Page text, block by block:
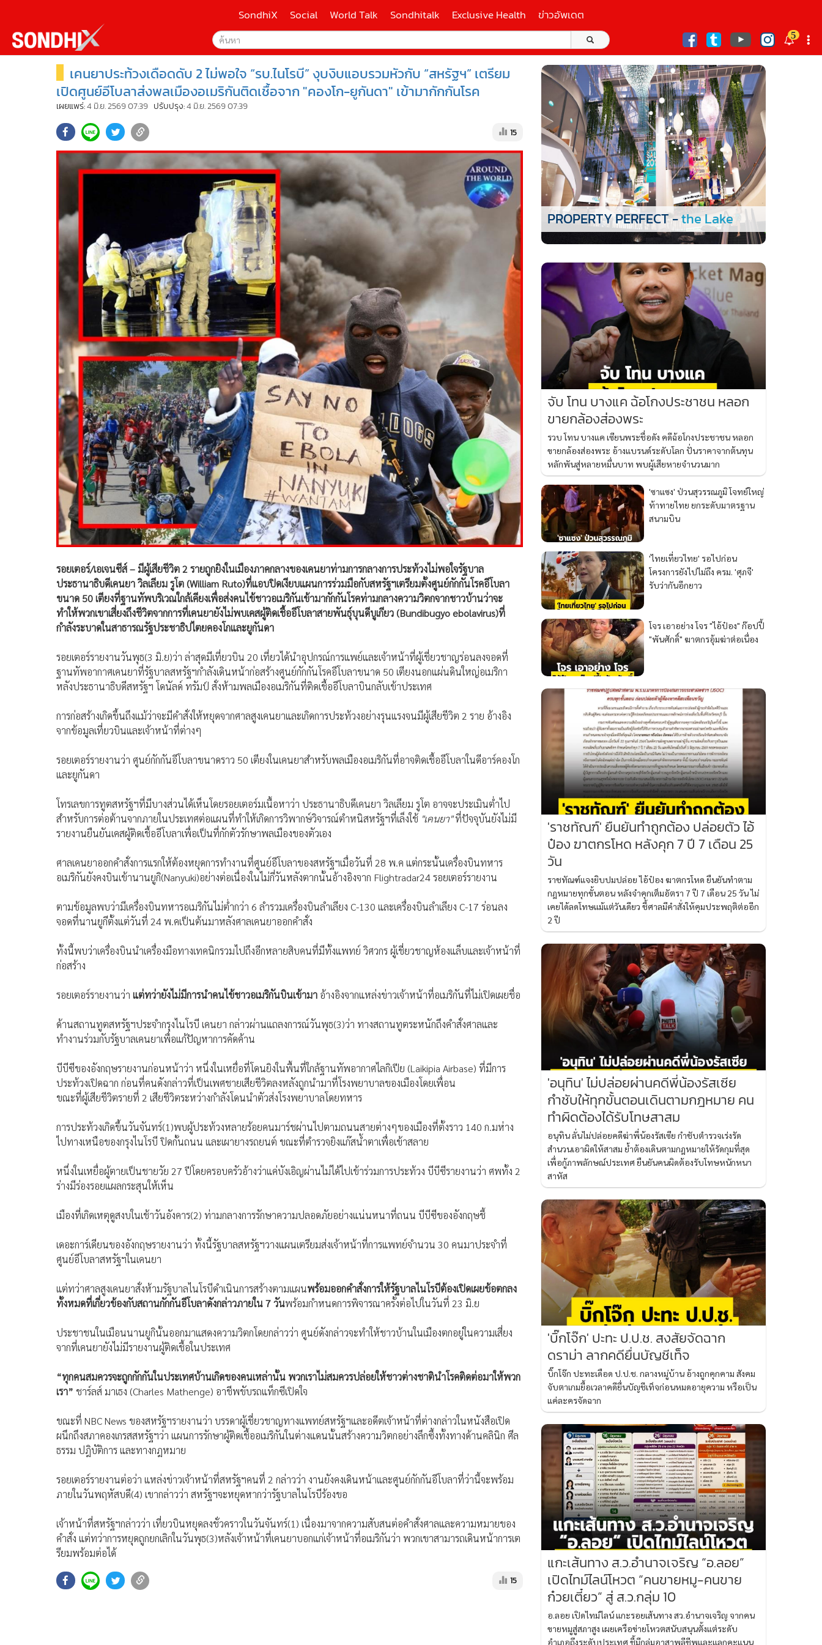
SondhiX Social World Talk Sondhitalk Exclusive Health ข่าวอัพเดต
5
เลือกเครื่องมือที่ใช้
ค้นหา
Google
Sondhitalk
ผู้เฒ่าเล่าเรื่อง
ข่าวลึกปมลับ
ข่าวอัพเดต
เศรษฐกิจ-ธุรกิจ
เคนยาประท้วงเดือดดับ 2 ไม่พอใจ “รบ.ไนโรบี” งุบงิบแอบรวมหัวกับ “สหรัฐฯ” เตรียม
เปิดศูนย์อีโบลาส่งพลเมืองอเมริกันติดเชื้อจาก "คองโก-ยูกันดา" เข้ามากักกันโรค
เผยแพร่:4 มิ.ย. 2569 07:39 ปรับปรุง:4 มิ.ย. 2569 07:39
15
รอยเตอร์/เอเจนซีส์ – มีผู้เสียชีวิต 2 รายถูกยิงในเมืองภาคกลางของเคนยาท่ามการกลางการประท้วงไม่พอใจรัฐบาล
ประธานาธิบดีเคนยา วิลเลียม รูโต (William Ruto)ที่แอบปิดเงียบแผนการร่วมมือกับสหรัฐฯเตรียมตั้งศูนย์กักกันโรคอีโบลา
ขนาด 50 เตียงที่ฐานทัพบริเวณใกล้เคียงเพื่อส่งคนไข้ชาวอเมริกันเข้ามากักกันโรคท่ามกลางความวิตกจากชาวบ้านว่าจะ
ทำให้พวกเขาเสี่ยงถึงชีวิตจากการที่เคนยายังไม่พบเคสผู้ติดเชื้ออีโบลาสายพันธุ์บุนดีบูเกียว (Bundibugyo ebolavirus)ที่
กำลังระบาดในสาธารณรัฐประชาธิปไตยคองโกและยูกันดา
รอยเตอร์รายงานวันพุธ(3 มิ.ย)ว่า ล่าสุดมีเที่ยวบิน 20 เที่ยวได้นำอุปกรณ์การแพย์และเจ้าหน้าที่ผู้เชี่ยวชาญร่อนลงจอดที่
ฐานทัพอากาศเคนยาที่รัฐบาลสหรัฐฯกำลังเดินหน้าก่อสร้างศูนย์กักกันโรคอีโบลาขนาด 50 เตียงนอกแผ่นดินใหญ่อเมริกา
หลังประธานาธิบดีสหรัฐฯ โดนัลด์ ทรัมป์ สั่งห้ามพลเมืองอเมริกันที่ติดเชื้ออีโบลาบินกลับเข้าประเทศ
การก่อสร้างเกิดขึ้นถึงแม้ว่าจะมีคำสั่งให้หยุดจากศาลสูงเคนยาและเกิดการประท้วงอย่างรุนแรงจนมีผู้เสียชีวิต 2 ราย อ้างอิง
จากข้อมูลเที่ยวบินและเจ้าหน้าที่ต่างๆ
รอยเตอร์รายงานว่า ศูนย์กักกันอีโบลาขนาดราว 50 เตียงในเคนยาสำหรับพลเมืองอเมริกันที่อาจติดเชื้ออีโบลาในดีอาร์คองโก
และยูกันดา
โทรเลขการทูตสหรัฐฯที่มีบางส่วนได้เห็นโดยรอยเตอร์มเนื้อหาว่า ประธานาธิบดีเคนยา วิลเลียม รูโต อาจจะประเมินต่ำไป
สำหรับการต่อต้านจากภายในประเทศต่อแผนที่ทำให้เกิดการวิพากษ์วิจารณ์ตำหนิสหรัฐฯที่เล็งใช้ "เคนยา"ที่ปัจจุบันยังไม่มี
รายงานยืนยันเคสผู้ติดเชื้ออีโบลาเพื่อเป็นที่กักตัวรักษาพลเมืองของตัวเอง
ศาลเคนยาออกคำสั่งการแรกให้ต้องหยุดการทำงานที่ศูนย์อีโบลาของสหรัฐฯเมื่อวันที่ 28 พ.ค แต่กระนั้นเครื่องบินทหาร
อเมริกันยังคงบินเข้านานยูกิ(Nanyuki)อย่างต่อเนื่องในไม่กี่วันหลังตากนั้นอ้างอิงจาก Flightradar24 รอยเตอร์รายงาน
ตามข้อมูลพบว่ามีเครื่องบินทหารอเมริกันไม่ต่ำกว่า 6 ลำรวมเครื่องบินลำเลียง C-130 และเครื่องบินลำเลียง C-17 ร่อนลง
จอดที่นานยูกีตั้งแต่วันที่ 24 พ.คเป็นต้นมาหลังศาลเคนยาออกคำสั่ง
ทั้งนี้พบว่าเครื่องบินนำเครื่องมือทางเทคนิกรวมไปถึงอีกหลายสิบคนที่มีทั้งแพทย์ วิศวกร ผู้เชี่ยวชาญห้องแล็บและเจ้าหน้าที่
ก่อสร้าง
รอยเตอร์รายงานว่า แต่ทว่ายังไม่มีการนำคนไข้ชาวอเมริกันบินเข้ามา อ้างอิงจากแหล่งข่าวเจ้าหน้าที่อเมริกันที่ไม่เปิดเผยชื่อ
ด้านสถานทูตสหรัฐฯประจำกรุงไนโรบี เคนยา กล่าวผ่านแถลงการณ์วันพุธ(3)ว่า ทางสถานทูตระหนักถึงคำสั่งศาลและ
ทำงานร่วมกับรัฐบาลเคนยาเพื่อแก้ปัญหาการคัดค้าน
บีบีซีของอังกฤษรายงานก่อนหน้าว่า หนึ่งในเหยื่อที่โดนยิงในพื้นที่ใกล้ฐานทัพอากาศไลกิเปีย (Laikipia Airbase) ที่มีการ
ประท้วงเปิดฉาก ก่อนที่คนดังกล่าวที่เป็นเพศชายเสียชีวิตลงหลังถูกนำมาที่โรงพยาบาลของเมืองโดยเพื่อน
ขณะที่ผู้เสียชีวิตรายที่ 2 เสียชีวิตระหว่างกำลังโดนนำตัวส่งโรงพยาบาลโดยทหาร
การประท้วงเกิดขึ้นวันจันทร์(1)พบผู้ประท้วงหลายร้อยคนมาร์ชผ่านไปตามถนนสายต่างๆของเมืองที่ตั้งราว 140 ก.มห่าง
ไปทางเหนือของกรุงไนโรบี ปิดกั้นถนน และเผายางรถยนต์ ขณะที่ตำรวจยิงแก๊สน้ำตาเพื่อเข้าสลาย
หนึ่งในเหยื่อผู้ตายเป็นชายวัย 27 ปีโดยครอบครัวอ้างว่าแค่บังเอิญผ่านไม่ได้ไปเข้าร่วมการประท้วง บีบีซีรายงานว่า ศพทั้ง 2
ร่างมีร่องรอยแผลกระสุนให้เห็น
เมืองที่เกิดเหตุดูสงบในเช้าวันอังคาร(2) ท่ามกลางการรักษาความปลอดภัยอย่างแน่นหนาที่ถนน บีบีซีของอังกฤษชี้
เดอะการ์เดียนของอังกฤษรายงานว่า ทั้งนี้รัฐบาลสหรัฐฯวางแผนเตรียมส่งเจ้าหน้าที่การแพทย์จำนวน 30 คนมาประจำที่
ศูนย์อีโบลาสหรัฐฯในเคนยา
แต่ทว่าศาลสูงเคนยาสั่งห้ามรัฐบาลไนโรบีดำเนินการสร้างตามแผนพร้อมออกคำสั่งการให้รัฐบาลไนโรบีต้องเปิดเผยข้อตกลง
ทั้งหมดที่เกี่ยวข้องกับสถานกักกันอีโบลาดังกล่าวภายใน 7 วันพร้อมกำหนดการพิจารณาครั้งต่อไปในวันที่ 23 มิ.ย
ประชาชนในเมือนนานยูกินั้นออกมาแสดงความวิตกโดยกล่าวว่า ศูนย์ดังกล่าวจะทำให้ชาวบ้านในเมืองตกอยู่ในความเสี่ยง
จากที่เคนยายังไม่มีรายงานผู้ติดเชื้อในประเทศ
“ทุกคนสมควรจะถูกกักกันในประเทศบ้านเกิดของคนเหล่านั้น พวกเราไม่สมควรปล่อยให้ชาวต่างชาตินำโรคติดต่อมาให้พวก
เรา” ชาร์ลส์ มาเธง (Charles Mathenge) อาชีพขับรถแท็กซีเปิดใจ
ขณะที่ NBC News ของสหรัฐฯรายงานว่า บรรดาผู้เชี่ยวชาญทางแพทย์สหรัฐฯและอดีตเจ้าหน้าที่ต่างกล่าวในหนังสือเปิด
ผนึกถึงสภาคองเกรสสหรัฐฯว่า แผนการรักษาผู้ติดเชื้ออเมริกันในต่างแดนนั้นสร้างความวิตกอย่างลึกซึ้งทั้งทางด้านคลินิก ศีล
ธรรม ปฎิบัติการ และทางกฎหมาย
รอยเตอร์รายงานต่อว่า แหล่งข่าวเจ้าหน้าที่สหรัฐฯคนที่ 2 กล่าวว่า งานยังคงเดินหน้าและศูนย์กักกันอีโบลาที่ว่านี้จะพร้อม
ภายในวันพฤหัสบดี(4) เขากล่าวว่า สหรัฐฯจะหยุดหากว่ารัฐบาลไนโรบีร้องขอ
เจ้าหน้าที่สหรัฐฯกล่าวว่า เที่ยวบินหยุดลงชั่วคราวในวันจันทร์(1) เนื่องมาจากความสับสนต่อคำสั่งศาลและความหมายของ
คำสั่ง แต่ทว่าการหยุดถูกยกเลิกในวันพุธ(3)หลังเจ้าหน้าที่เคนยาบอกแก่เจ้าหน้าที่อเมริกันว่า พวกเขาสามารถเดินหน้าการเต
รียมพร้อมต่อได้
15
PROPERTY PERFECT -the Lake
จับ โทน บางแค ฉ้อโกงประชาชน หลอก
ขายกล้องส่องพระ
รวบ โทน บางแค เซียนพระชื่อดัง คดีฉ้อโกงประชาชน หลอก
ขายกล้องส่องพระ อ้างแบรนด์ระดับโลก ปั่นราคาจากต้นทุน
หลักพันสู่หลายหมื่นบาท พบผู้เสียหายจำนวนมาก
'ซาแซง' ป่วนสุวรรณภูมิ โจทย์ใหญ่
ท้าทายไทย ยกระดับมาตรฐาน
สนามบิน
'ไทยเที่ยวไทย' รอไปก่อน
โครงการยังไปไม่ถึง ครม. 'ศุภจี'
รับว่ากันอีกยาว
โจร เอาอย่าง โจร "ไอ้ป๋อง" ก๊อปปี้
"พันศักดิ์" ฆาตกรอุ้มฆ่าต่อเนื่อง
'ราชทัณฑ์' ยืนยันทำถูกต้อง ปล่อยตัว ไอ้
ป๋อง ฆาตกรโหด หลังคุก 7 ปี 7 เดือน 25
วัน
ราชทัณฑ์แจงยิบปมปล่อย ไอ้ป๋อง ฆาตกรโหด ยืนยันทำตาม
กฎหมายทุกขั้นตอน หลังจำคุกเต็มอัตรา 7 ปี 7 เดือน 25 วัน ไม่
เคยได้ลดโทษแม้แต่วันเดียว ชี้ศาลมีคำสั่งให้คุมประพฤติต่ออีก
2 ปี
'อนุทิน' ไม่ปล่อยผ่านคดีพี่น้องรัสเซีย
กำชับให้ทุกขั้นตอนเดินตามกฎหมาย คน
ทำผิดต้องได้รับโทษสาสม
อนุทิน ลั่นไม่ปล่อยคดีฆ่าพี่น้องรัสเซีย กำชับตำรวจเร่งรัด
สำนวนเอาผิดให้สาสม ย้ำต้องเดินตามกฎหมายให้รัดกุมที่สุด
เพื่อกู้ภาพลักษณ์ประเทศ ยืนยันคนผิดต้องรับโทษหนักหนา
สาหัส
'บิ๊กโจ๊ก' ปะทะ ป.ป.ช. สงสัยจัดฉาก
ดราม่า ลากคดียื่นบัญชีเท็จ
บิ๊กโจ๊ก ปะทะเดือด ป.ป.ช. กลางหมู่บ้าน อ้างถูกคุกคาม สังคม
จับตาเกมยื้อเวลาคดียื่นบัญชีเท็จก่อนหมดอายุความ หรือเป็น
แค่ละครจัดฉาก
แกะเส้นทาง ส.ว.อำนาจเจริญ “อ.ลอย”
เปิดไทม์ไลน์โหวต “คนขายหมู-คนขาย
ก๋วยเตี๋ยว” สู่ ส.ว.กลุ่ม 10
อ.ลอย เปิดไทม์ไลน์ แกะรอยเส้นทาง สว.อำนาจเจริญ จากคน
ขายหมูสู่สภาสูง เผยเครือข่ายโหวตสนับสนุนตั้งแต่ระดับ
อำเภอถึงระดับประเทศ ชี้มีกลุ่มอาสาพลีชีพและแลกคะแนน